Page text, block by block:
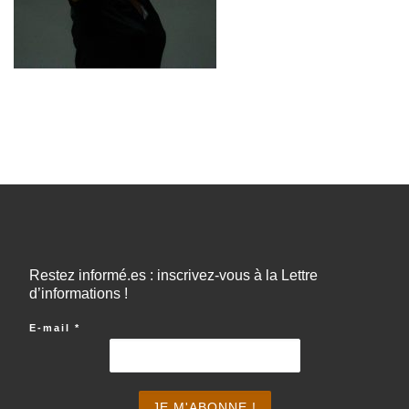
Restez informé.es : inscrivez-vous à la Lettre
d’informations !
E-mail *